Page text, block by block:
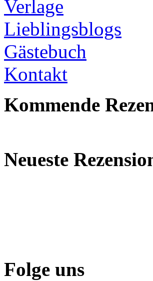
Verlage
Lieblingsblogs
Gästebuch
Kontakt
Kommende
Neueste
Folge uns